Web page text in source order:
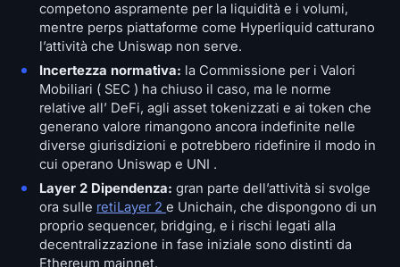
competono aspramente per la liquidità e i volumi,
mentre perps piattaforme come Hyperliquid catturano
l’attività che Uniswap non serve.
Incertezza normativa: la Commissione per i Valori
Mobiliari ( SEC ) ha chiuso il caso, ma le norme
relative all’ DeFi, agli asset tokenizzati e ai token che
generano valore rimangono ancora indefinite nelle
diverse giurisdizioni e potrebbero ridefinire il modo in
cui operano Uniswap e UNI .
Layer 2 Dipendenza: gran parte dell’attività si svolge
ora sulle retiLayer 2 e Unichain, che dispongono di un
proprio sequencer, bridging, e i rischi legati alla
decentralizzazione in fase iniziale sono distinti da
Ethereum mainnet.